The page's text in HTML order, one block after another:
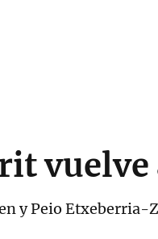
y Peio Etxeberria-